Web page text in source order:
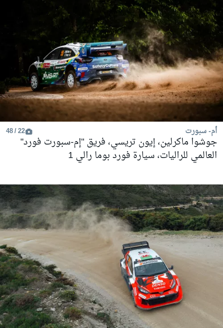
أم- سبورت 22 / 48
جوشوا ماكرلين، إيون تريسي، فريق "إم-سبورت فورد"
العالمي للراليات، سيارة فورد بوما رالي 1